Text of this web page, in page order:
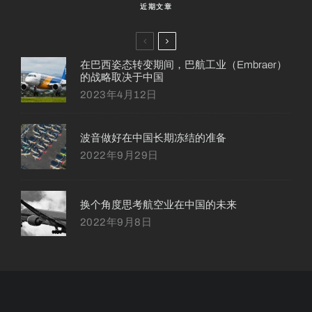
近期文章
在巴西姿态转变期间，巴航工业（Embraer）
的战略取决于中国
2023年4月12日
波音做好在中国长期冻结的准备
2022年9月29日
换个角度思考航空业在中国的未来
2022年9月8日